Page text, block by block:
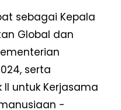
sebagai Kepala
Global dan
serta
II untuk Kerjasama
-